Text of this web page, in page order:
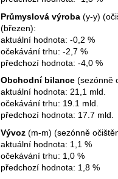
Průmyslová výroba (y-y)
(březen):
aktuální hodnota: -0,2 %
očekávání trhu: -2,7 %
předchozí hodnota: -4,0 %
Obchodní bilance (sezónně
aktuální hodnota: 21,1 mld.
očekávání trhu: 19.1 mld.
předchozí hodnota: 17.7 mld.
Vývoz (m-m) (sezónně
aktuální hodnota: 1,1 %
očekávání trhu: 1,0 %
předchozí hodnota: 1,8 %